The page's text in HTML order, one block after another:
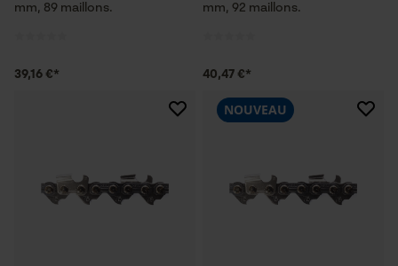
mm, 89 maillons.
39,16 €*
mm, 92 maillons.
40,47 €*
NOUVEAU